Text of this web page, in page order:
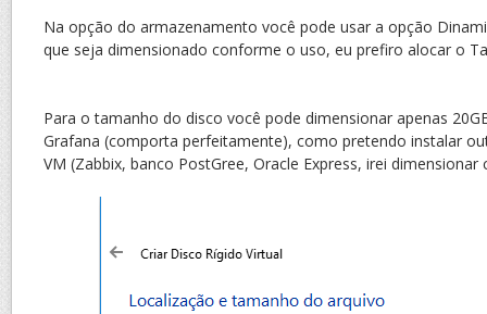
Na opção do armazenamento você pode usar a opção
que seja dimensionado conforme o uso, eu prefiro alocar o
Para o tamanho do disco você pode dimensionar apenas
Grafana (comporta perfeitamente), como pretendo instalar
VM (Zabbix, banco PostGree, Oracle Express, irei dimensionar